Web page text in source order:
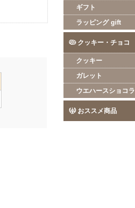
ギフト
ラッピング gift
クッキー・チョコ
クッキー
ガレット
ウエハースショコラ
おススメ商品